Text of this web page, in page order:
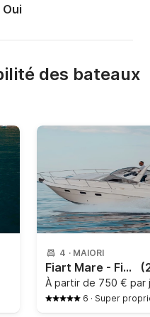
Oui
des bateaux
4 · MAIORI
Fiart Mare - Fiart 30
À partir de 750 € par
6 · Super